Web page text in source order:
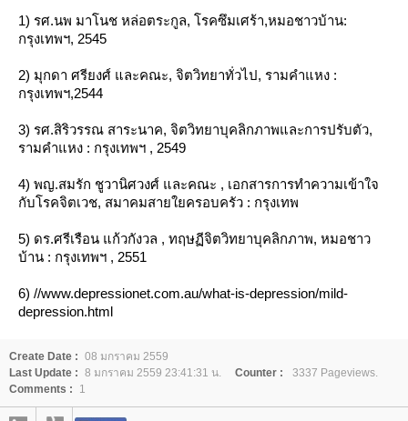
กว่า 2 อาทิตย์) เฉียบพลัน แต่รุนแรง และ ทำให้มีปัญหาอย่างมากใ
ชีวิต
นระยะนี้ จะมีความเสี่ยงต่อการฆ่าตัวตายสูง และ มีความรู้สึกว่าตัว
หรือ ได้กระทำความผิดอย่างรุนแรงที่ไม่น่าให้อภัย มีความรู้สึกเฉื่อ
สังคม และอาจเกิดอาการ "หลงผิด" ระยะนี้อาจจะต้องบำบัดโดยการ
ต้องพักอยู่ในโรงพยาบาล ในความดูแลของแพทย์
มีรายงานว่า ผู้ป่วยในระยะนี้ มีอัตราการฆ่าตัวตายสำเร็จถึง 15% ส่
พยายามฆ่าตัวตายแต่ไม่สำเร็จ ก็สูงขึ้นอีกเท่าตัว
3. ซึมเศร้า ดีสไทเมีย หรือ ซึมเศร้าเรื้อรัง (Dysthymia)
สำหรับชนิดดีสไทเมีย จะคล้ายซึมเศร้าชนิดอย่างอ่อน แต่จะมีความเ
น้อยต้องมีอาการแสดงต่อเนื่องมาไม่ต่ำกว่า 2 ปี ผู้ป่วยสามารถดำเ
ต่จะขาดความพึงพอใจในชีวิตไป มีความรู้สึก เศร้า นอนไม่หลับ ข
มั่นใจตัวเอง หรือ คิดว่าตัวเองไม่มีค่าได้รับสิ่งนั้น อย่าง คำชม หรือ ร
1) รศ.นพ มาโนช หล่อตระกูล, โรคซึมเศร้า,หมอชาวบ้าน:
กรุงเทพฯ, 2545
2) มุกดา ศรียงศ์ และคณะ, จิตวิทยาทั่วไป, รามคำแหง :
กรุงเทพฯ,2544
3) รศ.สิริวรรณ สาระนาค, จิตวิทยาบุคลิกภาพและการปรับตัว,
รามคำแหง : กรุงเทพฯ , 2549
4) พญ.สมรัก ชูวานิศวงศ์ และคณะ , เอกสารการทำความเข้าใจ
กับโรคจิตเวช, สมาคมสายใยครอบครัว : กรุงเทพ
5) ดร.ศรีเรือน แก้วกังวล , ทฤษฏีจิตวิทยาบุคลิกภาพ, หมอชาว
บ้าน : กรุงเทพฯ , 2551
6) //www.depressionet.com.au/what-is-depression/mild-
depression.html
Create Date : 08 มกราคม 2559
Last Update : 8 มกราคม 2559 23:41:31 น. Counter :
3337 Pageviews.
Comments :
1